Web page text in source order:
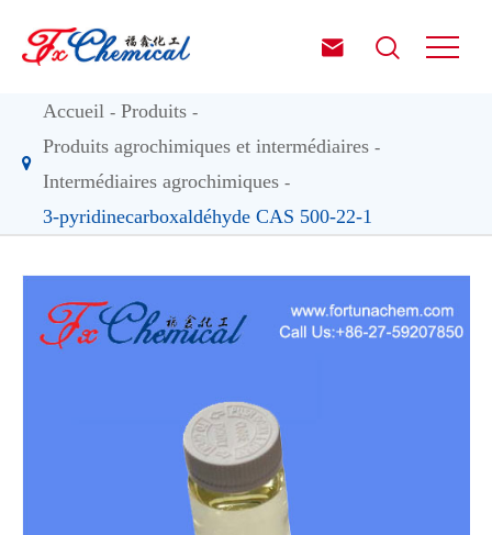
 
Accueil
Produits
Produits agrochimiques et intermédiaires
Intermédiaires agrochimiques
3-pyridinecarboxaldéhyde CAS 500-22-1